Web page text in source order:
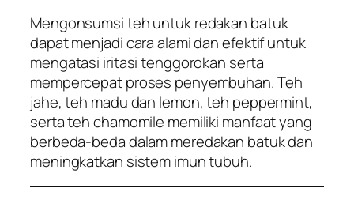
Mengonsumsi teh untuk redakan batuk
dapat menjadi cara alami dan efektif untuk
mengatasi iritasi tenggorokan serta
mempercepat proses penyembuhan. Teh
jahe, teh madu dan lemon, teh peppermint,
serta teh chamomile memiliki manfaat yang
berbeda-beda dalam meredakan batuk dan
meningkatkan sistem imun tubuh.